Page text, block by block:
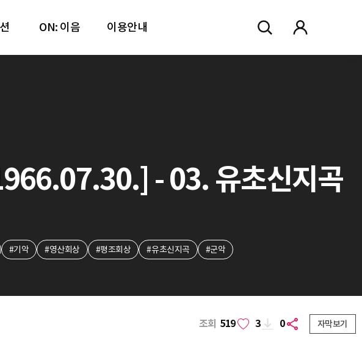
ON: 이음 이용안내
- 03. 유초신지곡
#기악 #영산회상 #평조회상 #유초신지곡 #군악
조회 519 3 0 자막보기